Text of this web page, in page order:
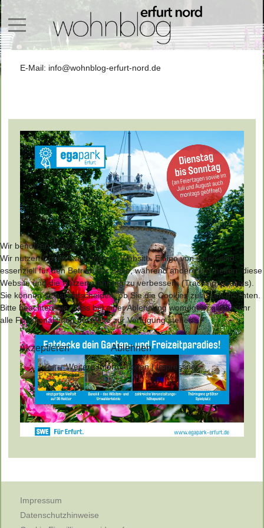
Mobile Menu Toggle
E-Mail: info@wohnblog-erfurt-nord.de
Impressum
Datenschutzhinweise
Wir benutzen Cookies
Wir nutzen Cookies auf unserer Website. Einige von ihnen sind
essenziell für den Betrieb der Seite, während andere uns helfen, diese
Website und die Nutzererfahrung zu verbessern (Tracking Cookies).
Sie können selbst entscheiden, ob Sie die Cookies zulassen möchten.
Bitte beachten Sie, dass bei einer Ablehnung womöglich nicht mehr
alle Funktionalitäten der Seite zur Verfügung stehen.
Akzeptieren Ablehnen
Weitere Informationen|Impressum